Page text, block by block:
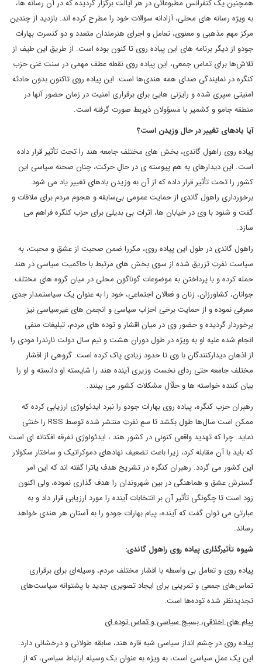
همچنین یک کنفرانس مطبوعاتی در هر ایالت برگزار گردیده که در آن رسانه ها،
به ویژه رسانه های محلی، آزادانه سوالات خود را مطرح کرده اند. بازدید از چندین
مرکز مهم مذهبی و معنوی، تعامل و اجرای هنرمندان متعدد و دو کنسرت بهارات
جودو از دیگر برنامه های این پیاده روی تا کنون بوده است. از طریق این طیف از
تلاش‌ها برای تماس جمعی، این پیاده روی نقطه عطف مهمی در سنت غنی حزب
کنگره در نمایندگی صدای همه هندی‌ها است. این پیاده روی تاکنون بدون حادثه
امنیتی سپری شده و رایزنی هایی برای برقراری امنیت در زمان حضور آنها در
منطقه جامو و کشمیر با مسؤولان ذیربط صورت گرفته است.
آیا بادهای تغییر در حال وزیدن است؟
پیاده روی راهول گاندی، بخش های مختلف جامعه هند را تحت تأثیر قرار داده
است. این دیدارهای به هم پیوسته ی در حالِ حرکت، چنان صحنه سیاسی این
کشور را تحت تأثیر قرار داده که از آن به وزیدن بادهای تغییر یاد می شود.
برخورداری راهول گاندی از حمایت عمومی بی‌سابقه و هجوم مردم برای ملاقات و
گفت و شنود با وی در خیابان ها، اثرات بی بدیلی برای حزب کنگره فراهم می
سازد.
راهول گاندی در طول این پیاده روی، مکررا ضمن صحبت از عشق و محبت، به
سیاست نفرتِ تزریق شده از سوی بخش های مرتبط با حاکمیت سیاسی در هند
حمله کرده و با پرداختن به موضوعات گوناگون محلی در میان گروه های مختلف
جوانان، کشاورزان، زنان و فعالان اجتماعی، خود را به عنوان یک سیاستمدار جدی
معرفی نموده و از حمایت برخی احزاب سیاسی و انجمن های غیرسیاسی نیز
برخوردار گردیده و حضور وی در میان اقشار و توده های مردم، تبلیغات منفی
انجام شده علیه او به ویژه در طول دوران هشت و نیم سال دولت نارندرا مودی را
از اذهان دیدارکنندگان با وی تا حدود زیادی پاک کرده است. گروهی از اقشار
مختلف جامعه حتی ردای نخست وزیری آینده هند را شایسته او دانسته و او را
بیان کننده خواسته ها و حلّالِ مشکلات کشور می بینند.
رهبران حزب کنگره، پیاده روی بهارات جودو را نبرد ایدئولوژی ارزیابی کرده که
ممکن است سال‌ها طول بکشد تا سمِ نفرتِ منتشر شده توسط RSS را خنثی
نماید. چرا که تهدید واقعی کنونی در کشور هند ، ایدئولوژی تفرقه افکنانه ای است
که باید با آن مقابله کرد، زیرا باعث تضعیف نهادهای دموکراتیک و ساختار سکولار
این کشور می گردد. رهبران کنگره در تشریح هدف یاترا گفته اند که این امر
گسترش عشق و هماهنگی در بین شهروندان را هدف گذاری نموده، ولی اکنون
زود است تا چگونگی تأثیر آن بر انتخابات آینده را مورد ارزیابی قرار داد و به
عبارتی می توان گفت که آینده، پیام بهارات جودو را به آستان هر هندی خواهد
رساند.
شیوه تأثیرگذاری پیاده روی راهول گاندی:
پیاده روی و تعامل بی واسطه با اقشار مختلف مردم، وسیله‌ای برای برقراری
تماس‌های جمعی و تمرینی برای ایجاد تصویری جدید با پشتوانه سیاست‌های
تجدیدنظر شده توده‌ها است.
پیام های اخلاقی، بسیج سیاسی و تماس توده ای
پیاده روی در چشم انداز سیاسی شبه قاره هند، سابقه طولانی و درخشانی دارد.
این یک عمل سیاسی است، به ویژه به عنوان یک وسیله ارتباط سیاسی، که از